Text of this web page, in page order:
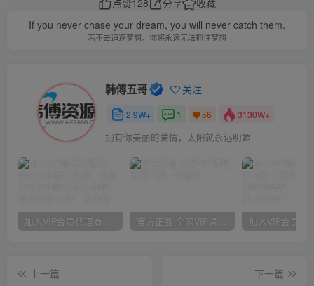
If you never chase your dream, you will never catch them.
若不去追逐梦想，你将永远无法抓住梦想
韩傅五哥 关注
2.9W+ 1 56 3130W+
拥有你美丽的爱情，太阳就永远明媚
加入VIP会员代理商，享90%的推广提成，免费学习多种网上创业课程，菜鸟秒变大神！ 官方正品 全网VIP课程 无损下载~
上一篇
下一篇